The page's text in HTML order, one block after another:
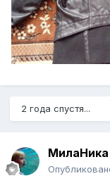
2 года спустя...
МилаНика